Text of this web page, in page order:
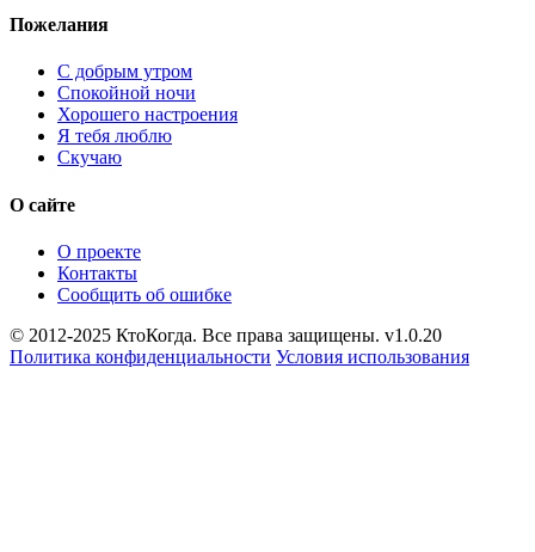
Пожелания
С добрым утром
Спокойной ночи
Хорошего настроения
Я тебя люблю
Скучаю
О сайте
О проекте
Контакты
Сообщить об ошибке
© 2012-2025 КтоКогда. Все права защищены. v1.0.20
Политика конфиденциальности Условия использования